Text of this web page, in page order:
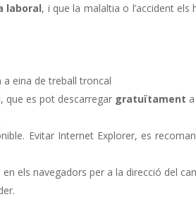
laboral, i que la malaltia o l’accident
a eina de treball troncal
que es pot descarregar gratuïtament a
Evitar Internet Explorer, es
els navegadors per a la direcció del